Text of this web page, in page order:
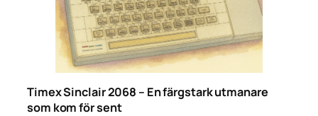
Timex Sinclair 2068 – En färgstark utmanare
som kom för sent